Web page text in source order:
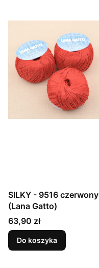
SILKY - 9516 czerwony
(Lana Gatto)
Cena
63,90 zł
Do koszyka